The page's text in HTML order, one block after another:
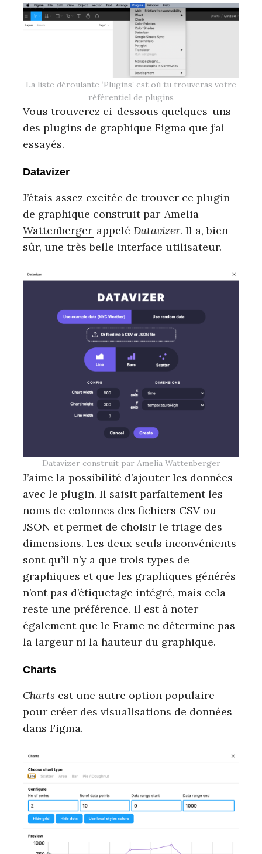
La liste déroulante ‘Plugins’ est où tu trouveras votre
référentiel de plugins
Vous trouverez ci-dessous quelques-uns
des plugins de graphique Figma que j’ai
essayés.
Datavizer
J’étais assez excitée de trouver ce plugin
de graphique construit par Amelia
Wattenberger appelé Datavizer. Il a, bien
sûr, une très belle interface utilisateur.
Datavizer construit par Amelia Wattenberger
J’aime la possibilité d’ajouter les données
avec le plugin. Il saisit parfaitement les
noms de colonnes des fichiers CSV ou
JSON et permet de choisir le triage des
dimensions. Les deux seuls inconvénients
sont qu’il n’y a que trois types de
graphiques et que les graphiques générés
n’ont pas d’étiquetage intégré, mais cela
reste une préférence. Il est à noter
également que le Frame ne détermine pas
la largeur ni la hauteur du graphique.
Charts
Charts est une autre option populaire
pour créer des visualisations de données
dans Figma.